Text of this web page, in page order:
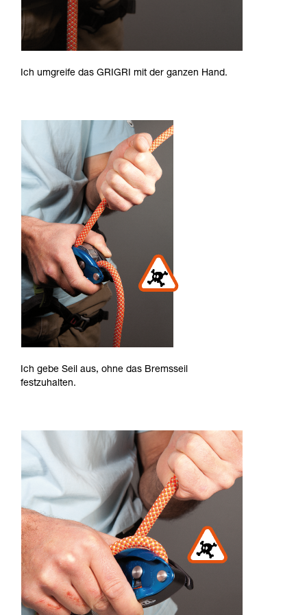
Ich umgreife das GRIGRI mit der ganzen Hand.
Ich gebe Seil aus, ohne das Bremsseil
festzuhalten.